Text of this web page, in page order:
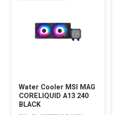
Water Cooler MSI MAG
CORELIQUID A13 240
BLACK